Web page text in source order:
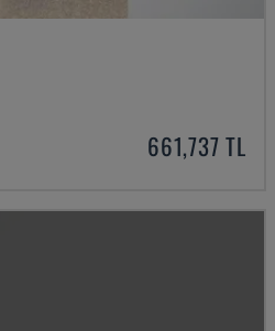
661,737 TL